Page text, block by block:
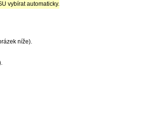
vybírat automaticky.
níže).